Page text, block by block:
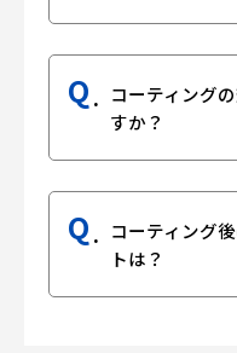
Q
コーティング
すか？
Q
コーティング
トは？